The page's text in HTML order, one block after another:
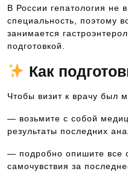
В России гепатология не
специальность, поэтому
занимается
подготовкой.
Как
Чтобы визит к врачу был
— возьмите с собой
результаты последних
— подробно опишите все
самочувствия за